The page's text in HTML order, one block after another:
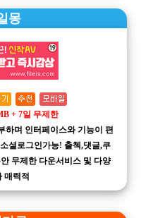
몽
+ 7일 무제한
하며 인터페이스와 기능이 편
셜로그인가능! 출첵,댓글,쿠
무제한 다운서비스 및 다양
매력적